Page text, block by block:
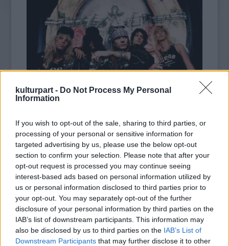
kulturpart - Do Not Process My Personal
Information
If you wish to opt-out of the sale, sharing to third parties, or
processing of your personal or sensitive information for
targeted advertising by us, please use the below opt-out
section to confirm your selection. Please note that after your
opt-out request is processed you may continue seeing
interest-based ads based on personal information utilized by
us or personal information disclosed to third parties prior to
your opt-out. You may separately opt-out of the further
disclosure of your personal information by third parties on the
IAB’s list of downstream participants. This information may
also be disclosed by us to third parties on the IAB’s List of
Downstream Participants that may further disclose it to other
Rose énekes, Izzy Stradlin
gitáros, Duff McKagan basszusgitáros
A zenekar legkorábbi mutációiról készült
képek némelyike ma már persze viccesen hat,
különös tekintettel mondjuk W. Axl Rose
kivágott seggű bőrnadrágjára, a Miami Vice-
os szabású fehér zakóban feszítő Slashre,
netán Duff McKagan borzalmas
tányérsapkájára, de a fotók mindennel együtt
is arról tanúskodnak, hogy a Guns N’ Roses
az elejétől fogva az volt, ami, és nem csoda,